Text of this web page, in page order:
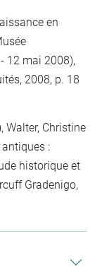
en
12 mai 2008),
2008, p. 18
Walter, Christine
antiques :
historique et
Gradenigo,